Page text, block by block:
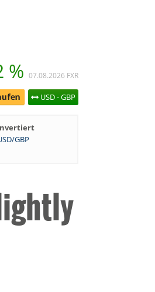
% 07.08.2026 FXR
USD - GBP
GBP